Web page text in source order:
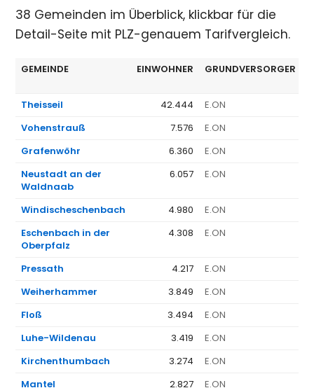
38 Gemeinden im Überblick, klickbar für die
Detail-Seite mit PLZ-genauem Tarifvergleich.
GEMEINDE EINWOHNER GRUNDVERSORGER
Theisseil 42.444 E.ON
Vohenstrauß
7.576 E.ON
Grafenwöhr
6.360 E.ON
Neustadt an der
Waldnaab
6.057 E.ON
Windischeschenbach 4.980 E.ON
Eschenbach in der
Oberpfalz
4.308 E.ON
Pressath 4.217 E.ON
Weiherhammer
3.849 E.ON
Floß
3.494 E.ON
Luhe-Wildenau
3.419 E.ON
Kirchenthumbach
3.274 E.ON
Mantel
2.827 E.ON